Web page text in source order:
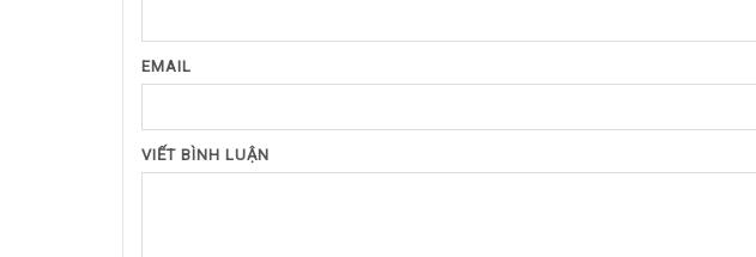
EMAIL
VIẾT BÌNH LUẬN